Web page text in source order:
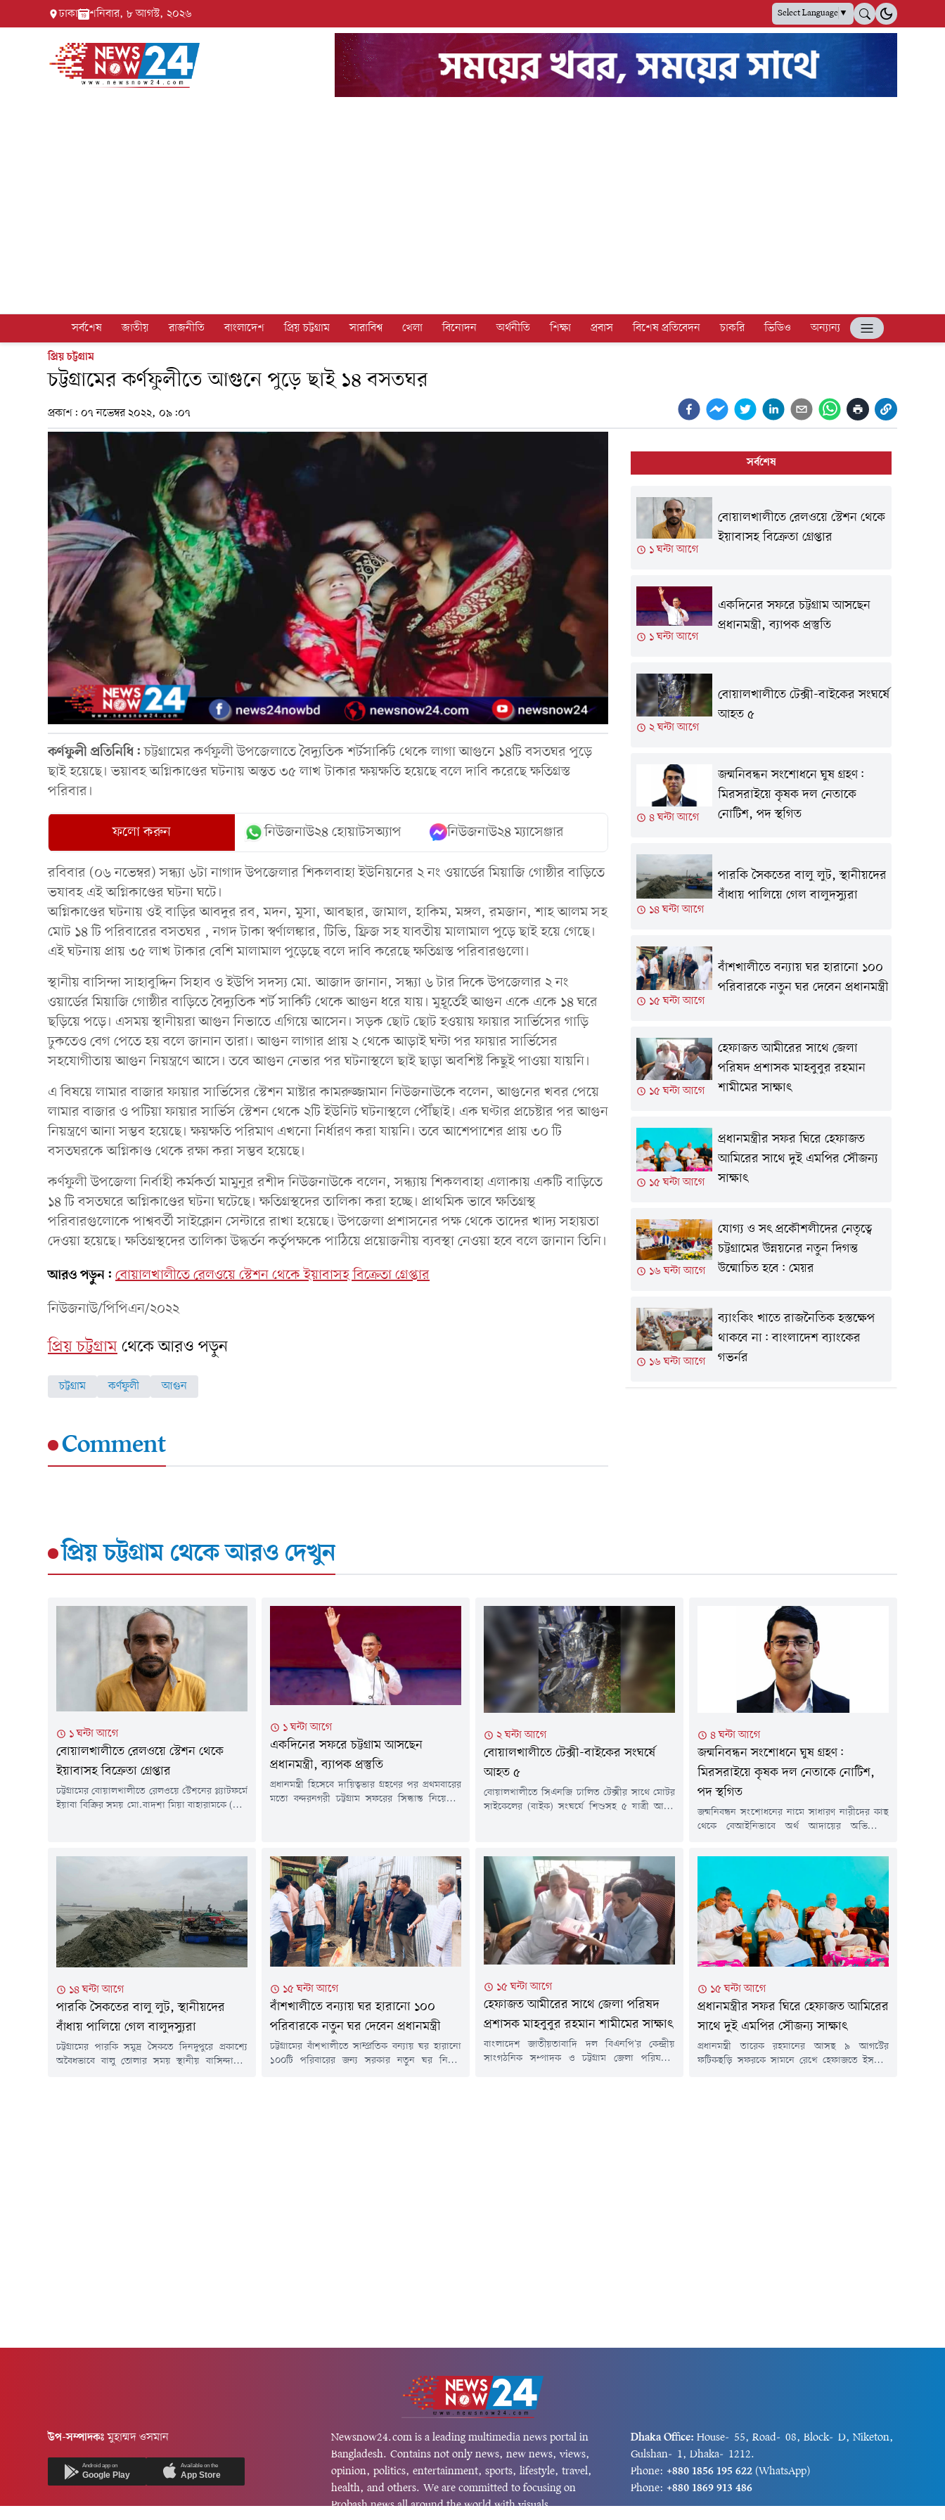
ঢাকা শনিবার, ৮ আগস্ট, ২০২৬ Select Language▼
সর্বশেষ জাতীয় রাজনীতি বাংলাদেশ প্রিয় চট্টগ্রাম সারাবিশ্ব খেলা বিনোদন অর্থনীতি শিক্ষা প্রবাস বিশেষ প্রতিবেদন চাকরি ভিডিও
অন্যান্য
প্রিয় চট্টগ্রাম
চট্টগ্রামের কর্ণফুলীতে আগুনে পুড়ে ছাই ১৪ বসতঘর
প্রকাশ: ০৭ নভেম্বর ২০২২, ০৯:০৭
কর্ণফুলী প্রতিনিধি:চট্টগ্রামের কর্ণফুলী উপজেলাতে বৈদ্যুতিক শর্টসার্কিট থেকে লাগা আগুনে ১৪টি বসতঘর পুড়ে
ছাই হয়েছে। ভয়াবহ অগ্নিকাণ্ডের ঘটনায় অন্তত ৩৫ লাখ টাকার ক্ষয়ক্ষতি হয়েছে বলে দাবি করেছে ক্ষতিগ্রস্ত
পরিবার।
ফলো করুন নিউজনাউ২৪ হোয়াটসঅ্যাপ নিউজনাউ২৪ ম্যাসেঞ্জার
রবিবার (০৬ নভেম্বর) সন্ধ্যা ৬টা নাগাদ উপজেলার শিকলবাহা ইউনিয়নের ২ নং ওয়ার্ডের মিয়াজি গোষ্ঠীর বাড়িতে
ভযাবহ এই অগ্নিকাণ্ডের ঘটনা ঘটে।
অগ্নিকাণ্ডের ঘটনায় ওই বাড়ির আবদুর রব, মদন, মুসা, আবছার, জামাল, হাকিম, মঙ্গল, রমজান, শাহ আলম সহ
মোট ১৪ টি পরিবারের বসতঘর , নগদ টাকা স্বর্ণালঙ্কার, টিভি, ফ্রিজ সহ যাবতীয় মালামাল পুড়ে ছাই হয়ে গেছে।
এই ঘটনায় প্রায় ৩৫ লাখ টাকার বেশি মালামাল পুড়েছে বলে দাবি করেছে ক্ষতিগ্রস্ত পরিবারগুলো।
স্থানীয় বাসিন্দা সাহাবুদ্দিন সিহাব ও ইউপি সদস্য মো. আজাদ জানান, সন্ধ্যা ৬ টার দিকে উপজেলার ২ নং
ওয়ার্ডের মিয়াজি গোষ্ঠীর বাড়িতে বৈদ্যুতিক শর্ট সার্কিট থেকে আগুন ধরে যায়। মুহূর্তেই আগুন একে একে ১৪ ঘরে
ছড়িয়ে পড়ে। এসময় স্থানীয়রা আগুন নিভাতে এগিয়ে আসেন। সড়ক ছোট ছোট হওয়ায় ফায়ার সার্ভিসের গাড়ি
ঢুকতেও বেগ পেতে হয় বলে জানান তারা। আগুন লাগার প্রায় ২ থেকে আড়াই ঘন্টা পর ফায়ার সার্ভিসের
সহযোগীতায় আগুন নিয়ন্ত্রণে আসে। তবে আগুন নেভার পর ঘটনাস্থলে ছাই ছাড়া অবশিষ্ট কিছুই পাওয়া যায়নি।
এ বিষয়ে লামার বাজার ফায়ার সার্ভিসের স্টেশন মাষ্টার কামরুজ্জামান নিউজনাউকে বলেন, আগুনের খবর পেয়ে
লামার বাজার ও পটিয়া ফায়ার সার্ভিস স্টেশন থেকে ২টি ইউনিট ঘটনাস্থলে পৌঁছাই। এক ঘণ্টার প্রচেষ্টার পর আগুন
নিয়ন্ত্রণে আনা সম্ভব হয়েছে। ক্ষয়ক্ষতি পরিমাণ এখনো নির্ধারণ করা যায়নি। তবে আশেপাশের প্রায় ৩০ টি
বসতঘরকে অগ্নিকাণ্ড থেকে রক্ষা করা সম্ভব হয়েছে।
কর্ণফুলী উপজেলা নির্বাহী কর্মকর্তা মামুনুর রশীদ নিউজনাউকে বলেন, সন্ধ্যায় শিকলবাহা এলাকায় একটি বাড়িতে
১৪ টি বসতঘরে অগ্নিকাণ্ডের ঘটনা ঘটেছে। ক্ষতিগ্রস্থদের তালিকা করা হচ্ছে। প্রাথমিক ভাবে ক্ষতিগ্রস্থ
পরিবারগুলোকে পাশ্ববর্তী সাইক্লোন সেন্টারে রাখা হয়েছে। উপজেলা প্রশাসনের পক্ষ থেকে তাদের খাদ্য সহায়তা
দেওয়া হয়েছে। ক্ষতিগ্রস্থদের তালিকা উদ্ধর্তন কর্তৃপক্ষকে পাঠিয়ে প্রয়োজনীয় ব্যবস্থা নেওয়া হবে বলে জানান তিনি।
আরও পড়ুন: বোয়ালখালীতে রেলওয়ে স্টেশন থেকে ইয়াবাসহ বিক্রেতা গ্রেপ্তার
নিউজনাউ/পিপিএন/২০২২
প্রিয় চট্টগ্রামথেকে আরও পড়ুন
চট্টগ্রাম কর্ণফুলী আগুন
Comment
সর্বশেষ
১ ঘন্টা আগে
বোয়ালখালীতে রেলওয়ে স্টেশন থেকে
ইয়াবাসহ বিক্রেতা গ্রেপ্তার
১ ঘন্টা আগে
একদিনের সফরে চট্টগ্রাম আসছেন
প্রধানমন্ত্রী, ব্যাপক প্রস্তুতি
২ ঘন্টা আগে
বোয়ালখালীতে টেক্সী-বাইকের সংঘর্ষে
আহত ৫
৪ ঘন্টা আগে
জন্মনিবন্ধন সংশোধনে ঘুষ গ্রহণ:
মিরসরাইয়ে কৃষক দল নেতাকে
নোটিশ, পদ স্থগিত
১৪ ঘন্টা আগে
পারকি সৈকতের বালু লুট, স্থানীয়দের
বাঁধায় পালিয়ে গেল বালুদস্যুরা
১৫ ঘন্টা আগে
বাঁশখালীতে বন্যায় ঘর হারানো ১০০
পরিবারকে নতুন ঘর দেবেন প্রধানমন্ত্রী
১৫ ঘন্টা আগে
হেফাজত আমীরের সাথে জেলা
পরিষদ প্রশাসক মাহবুবুর রহমান
শামীমের সাক্ষাৎ
১৫ ঘন্টা আগে
প্রধানমন্ত্রীর সফর ঘিরে হেফাজত
আমিরের সাথে দুই এমপির সৌজন্য
সাক্ষাৎ
১৬ ঘন্টা আগে
যোগ্য ও সৎ প্রকৌশলীদের নেতৃত্বে
চট্টগ্রামের উন্নয়নের নতুন দিগন্ত
উন্মোচিত হবে: মেয়র
১৬ ঘন্টা আগে
ব্যাংকিং খাতে রাজনৈতিক হস্তক্ষেপ
থাকবে না: বাংলাদেশ ব্যাংকের
গভর্নর
প্রিয় চট্টগ্রাম থেকে আরও দেখুন
১ ঘন্টা আগে
বোয়ালখালীতে রেলওয়ে স্টেশন থেকে
ইয়াবাসহ বিক্রেতা গ্রেপ্তার
চট্টগ্রামের বোয়ালখালীতে রেলওয়ে স্টেশনের প্ল্যাটফর্মে
ইয়াবা বিক্রির সময় মো.বাদশা মিয়া বাহারামকে (৩৪)
১ ঘন্টা আগে
একদিনের সফরে চট্টগ্রাম আসছেন
প্রধানমন্ত্রী, ব্যাপক প্রস্তুতি
প্রধানমন্ত্রী হিসেবে দায়িত্বভার গ্রহণের পর প্রথমবারের
মতো বন্দরনগরী চট্টগ্রাম সফরের সিদ্ধান্ত নিয়েছেন
হাটহাজারী ও নগরীতে একাধিক সরকারি ও
রাজনৈতিক কর্মসূচিতে অংশ নেবেন। প্রধানমন্ত্রীকে
বরণ করে নিতে স্থানীয় প্রশাসন এবং রাজনৈতিক মহল
ইতোমধ্যে সার্বিক প্রস্তুতি...
২ ঘন্টা আগে
বোয়ালখালীতে টেক্সী-বাইকের সংঘর্ষে
আহত ৫
বোয়ালখালীতে সিএনজি চালিত টেক্সীর সাথে মোটর
সাইকেলের (বাইক) সংঘর্ষে শিশুসহ ৫ যাত্রী আহত
আকিব(২৫) ও আতিকুলকে(২৫) উন্নত চিকিৎসার জন্য
চট্টগ্রাম মেডিক্যাল কলেজ (চমেক) হাসপাতালে নেওয়া
হয়েছে। উপজেলা স্বাস্থ্য কমপ্লেক্সের জরুরী...
৪ ঘন্টা আগে
জন্মনিবন্ধন সংশোধনে ঘুষ গ্রহণ:
মিরসরাইয়ে কৃষক দল নেতাকে নোটিশ,
পদ স্থগিত
জন্মনিবন্ধন সংশোধনের নামে সাধারণ নারীদের কাছ
থেকে বেআইনিভাবে অর্থ আদায়ের অভিযোগে
নেতাকে শোকজ ও দলীয় পদ থেকে সাময়িক
অব্যাহতি দেওয়া হয়েছে। অভিযুক্ত মশিউর রহমান ৯
নম্বর মিরসরাই সদর ইউনিয়ন কৃষক দলের সভাপতির
দায়িত্বে ছিলেন।শুক্রবার (৭ আগস্ট) উপজেলা কৃষক
দলের সভাপতি মো. আশরাফ উদ্দিন...
১৪ ঘন্টা আগে
পারকি সৈকতের বালু লুট, স্থানীয়দের
বাঁধায় পালিয়ে গেল বালুদস্যুরা
চট্টগ্রামের পারকি সমুদ্র সৈকতে দিনদুপুরে প্রকাশ্যে
অবৈধভাবে বালু তোলার সময় স্থানীয় বাসিন্দাদের
১৫ ঘন্টা আগে
বাঁশখালীতে বন্যায় ঘর হারানো ১০০
পরিবারকে নতুন ঘর দেবেন প্রধানমন্ত্রী
চট্টগ্রামের বাঁশখালীতে সাম্প্রতিক বন্যায় ঘর হারানো
১০০টি পরিবারের জন্য সরকার নতুন ঘর নির্মাণ
১৫ ঘন্টা আগে
হেফাজত আমীরের সাথে জেলা পরিষদ
প্রশাসক মাহবুবুর রহমান শামীমের সাক্ষাৎ
বাংলাদেশ জাতীয়তাবাদি দল বিএনপি'র কেন্দ্রীয়
সাংগঠনিক সম্পাদক ও চট্টগ্রাম জেলা পরিষদের
১৫ ঘন্টা আগে
প্রধানমন্ত্রীর সফর ঘিরে হেফাজত আমিরের
সাথে দুই এমপির সৌজন্য সাক্ষাৎ
প্রধানমন্ত্রী তারেক রহমানের আসছ ৯ আগস্টের
ফটিকছড়ি সফরকে সামনে রেখে হেফাজতে ইসলাম
উপ-সম্পাদকঃমুহাম্মদ ওসমান
Android app on
Google Play
Available on the
App Store
Newsnow24.com is a leading multimedia news portal in
Bangladesh. Contains not only news, new news, views,
opinion, politics, entertainment, sports, lifestyle, travel,
health, and others. We are committed to focusing on
Probash news all around the world with visuals.
Dhaka Office: House-55, Road-08, Block-D, Niketon,
Gulshan-1, Dhaka-1212.
Phone: +880 1856 195 622 (WhatsApp)
Phone: +880 1869 913 486